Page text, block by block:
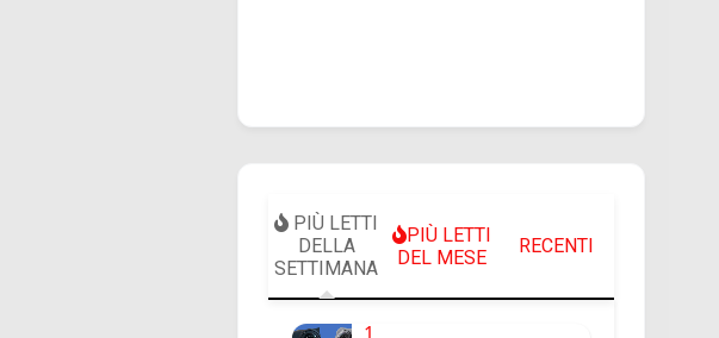
PIÙ LETTI
DELLA
SETTIMANA
PIÙ LETTI
DEL MESE
RECENTI